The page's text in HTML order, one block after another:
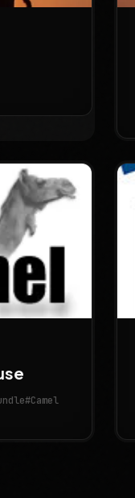
#Camel